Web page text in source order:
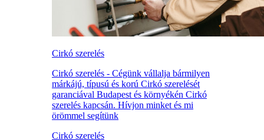
Cirkó szerelés
Cirkó szerelés - Cégünk vállalja bármilyen
márkájú, típusú és korú Cirkó szerelését
garanciával Budapest és környékén Cirkó
szerelés kapcsán. Hívjon minket és mi
örömmel segítünk
Cirkó szerelés